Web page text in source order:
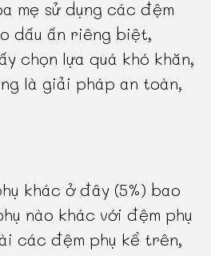
mẹ sử dụng các đệm
dấu ấn riêng biệt,
chọn lựa quá khó khăn,
là giải pháp an toàn,
khác ở đây (5%) bao
nào khác với đệm phụ
các đệm phụ kể trên,